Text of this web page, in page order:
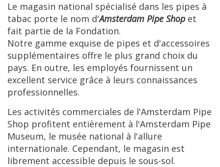
Le magasin national spécialisé dans les pipes à
tabac porte le nom d'Amsterdam Pipe Shop et
fait partie de la Fondation.
Notre gamme exquise de pipes et d'accessoires
supplémentaires offre le plus grand choix du
pays. En outre, les employés fournissent un
excellent service grâce à leurs connaissances
professionnelles.
Les activités commerciales de l'Amsterdam Pipe
Shop profitent entièrement à l'Amsterdam Pipe
Museum, le musée national à l'allure
internationale. Cependant, le magasin est
librement accessible depuis le sous-sol.